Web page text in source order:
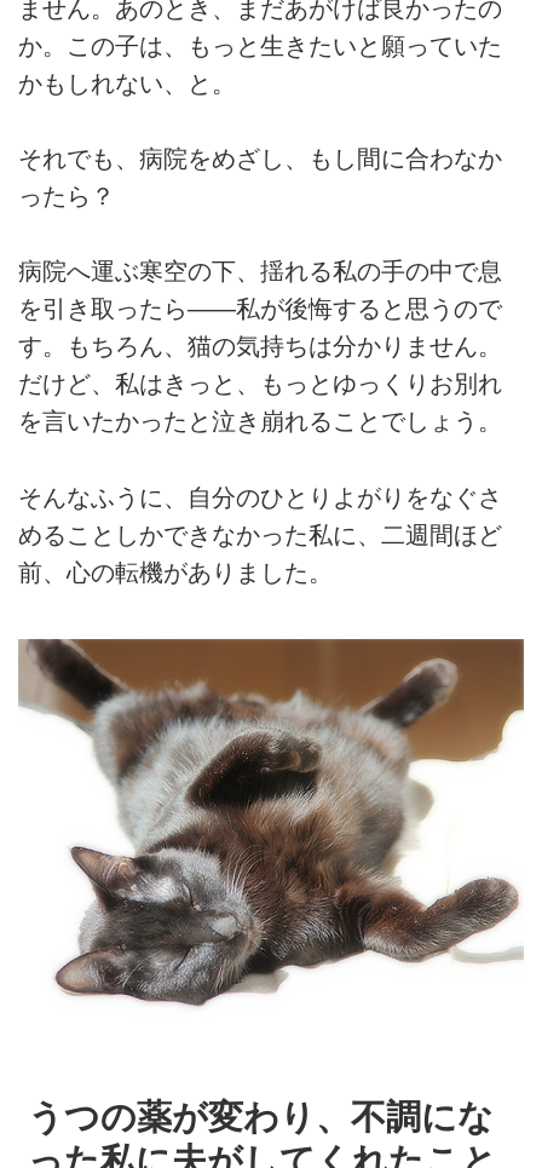
ません。あのとき、まだあがけば良かったの
か。この子は、もっと生きたいと願っていた
かもしれない、と。
それでも、病院をめざし、もし間に合わなか
ったら？
病院へ運ぶ寒空の下、揺れる私の手の中で息
を引き取ったら――私が後悔すると思うので
す。もちろん、猫の気持ちは分かりません。
だけど、私はきっと、もっとゆっくりお別れ
を言いたかったと泣き崩れることでしょう。
そんなふうに、自分のひとりよがりをなぐさ
めることしかできなかった私に、二週間ほど
前、心の転機がありました。
うつの薬が変わり、不調にな